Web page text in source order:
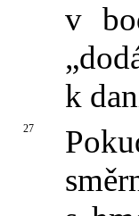
v
k
27